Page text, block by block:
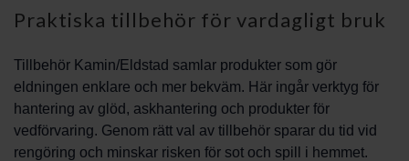
Praktiska tillbehör för vardagligt bruk
Tillbehör Kamin/Eldstad samlar produkter som gör
eldningen enklare och mer bekväm. Här ingår verktyg för
hantering av glöd, askhantering och produkter för
vedförvaring. Genom rätt val av tillbehör sparar du tid vid
rengöring och minskar risken för sot och spill i hemmet.